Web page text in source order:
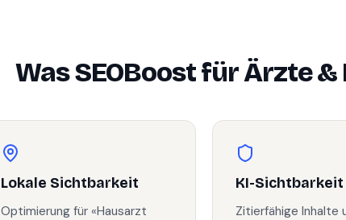
Was SEOBoost fürÄrzte &
Lokale Sichtbarkeit
Optimierung für «Hausarzt
KI-Sichtbarkeit
Zitierfähige Inhalte